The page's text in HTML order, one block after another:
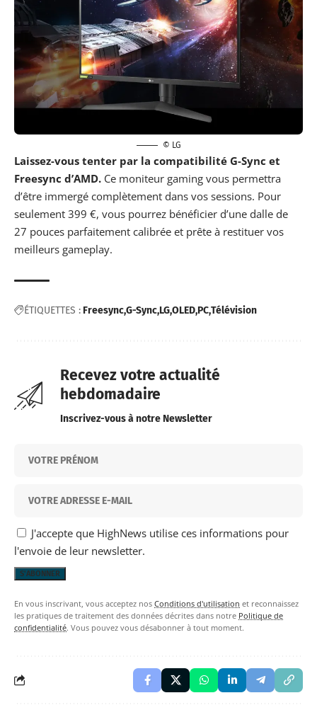
© LG
Laissez-vous tenter par la compatibilité G-Sync et
Freesync d’AMD. Ce moniteur gaming vous permettra
d’être immergé complètement dans vos sessions. Pour
seulement 399 €, vous pourrez bénéficier d’une dalle de
27 pouces parfaitement calibrée et prête à restituer vos
meilleurs gameplay.
ÉTIQUETTES : FreesyncG-Sync LGOLED PCTélévision
Recevez votre actualité
hebdomadaire
Inscrivez-vous à notre Newsletter
J'accepte que HighNews utilise ces informations pour
l'envoie de leur newsletter.
En vous inscrivant, vous acceptez nos Conditions d'utilisation et reconnaissez
les pratiques de traitement des données décrites dans notre Politique de
confidentialité. Vous pouvez vous désabonner à tout moment.